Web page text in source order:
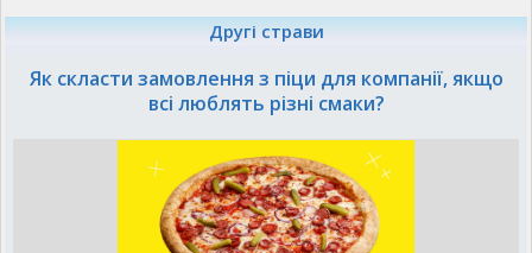
Другі страви
Як скласти замовлення з піци для компанії, якщо
всі люблять різні смаки?